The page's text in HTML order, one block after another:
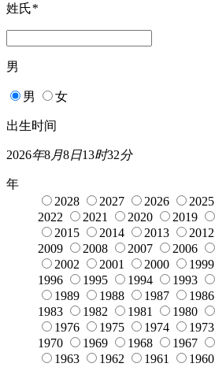
姓氏*
男
男 女
出生时间
2026年8月8日13时32分
年
2028
2027 2026 2025
2022
2021 2020 2019
2015
2014 2013 2012
2009
2008 2007 2006
2002
2001 2000 1999
1996
1995 1994 1993
1989
1988 1987 1986
1983
1982 1981 1980
1976
1975 1974 1973
1970
1969 1968 1967
1963
1962 1961 1960